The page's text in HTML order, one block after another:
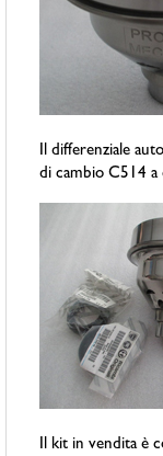
Il differenziale
di cambio C514 a
Il kit in vendita è